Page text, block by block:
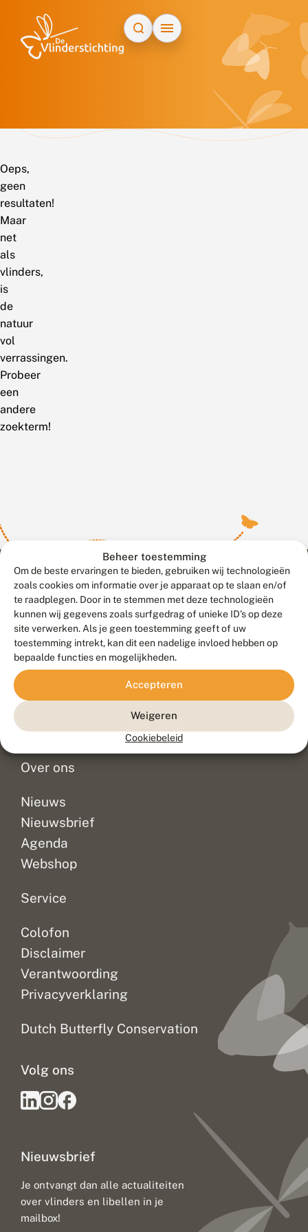
Beheer toestemming
Om de beste ervaringen te bieden, gebruiken wij technologieën
zoals cookies om informatie over je apparaat op te slaan en/of
te raadplegen. Door in te stemmen met deze technologieën
kunnen wij gegevens zoals surfgedrag of unieke ID's op deze
site verwerken. Als je geen toestemming geeft of uw
toestemming intrekt, kan dit een nadelige invloed hebben op
bepaalde functies en mogelijkheden.
Accepteren
Weigeren
Cookiebeleid
Oeps,
geen
resultaten!
Maar
net
als
vlinders,
is
de
natuur
vol
verrassingen.
Probeer
een
andere
zoekterm!
Contact
Veelgestelde vragen
Doneer
Over ons
Nieuws
Nieuwsbrief
Agenda
Webshop
Service
Colofon
Disclaimer
Verantwoording
Privacyverklaring
Dutch Butterfly Conservation
Nieuwsbrief
Je ontvangt dan alle actualiteiten
over vlinders en libellen in je
mailbox!
Volg ons
Meld waarnemingen© 2026 Vlinderstichting
Duurzaam ontwikkeld door
Go2People
, ontworpen door
Blue Field Agency
Privacy
Disclaimer
Sitemap